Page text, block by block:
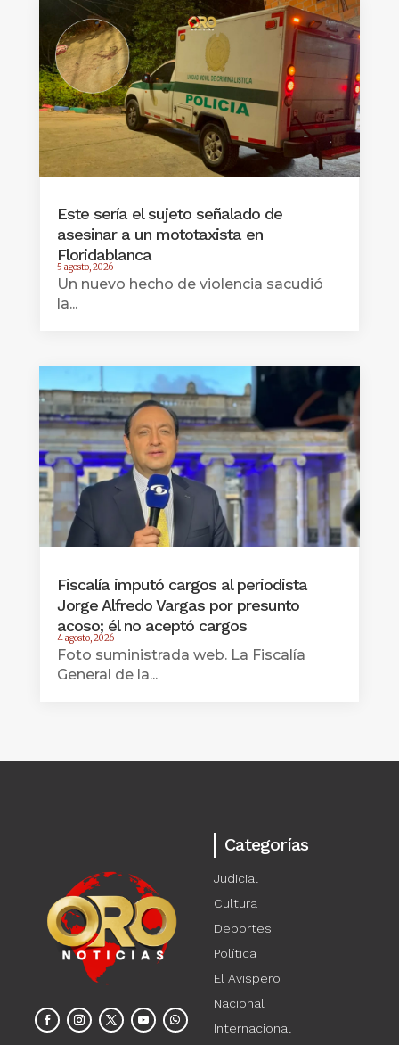
Este sería el sujeto señalado de
asesinar a un mototaxista en
Floridablanca
5 agosto, 2026
Un nuevo hecho de violencia sacudió
la...
Fiscalía imputó cargos al periodista
Jorge Alfredo Vargas por presunto
acoso; él no aceptó cargos
4 agosto, 2026
Foto suministrada web. La Fiscalía
General de la...
Categorías
Judicial
Cultura
Deportes
Política
El Avispero
Nacional
Internacional